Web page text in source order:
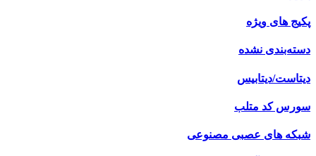
پکیج های ویژه
دسته‌بندی نشده
دیتاست/دیتابیس
سورس کد متلب
شبکه های عصبی مصنوعی